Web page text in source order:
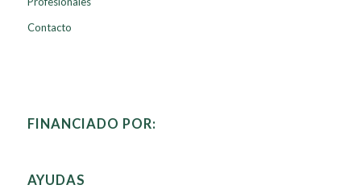
Contacto
FINANCIADO POR:
AYUDAS